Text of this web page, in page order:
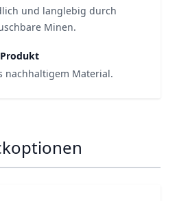
und langlebig durch
Minen.
nachhaltigem Material.